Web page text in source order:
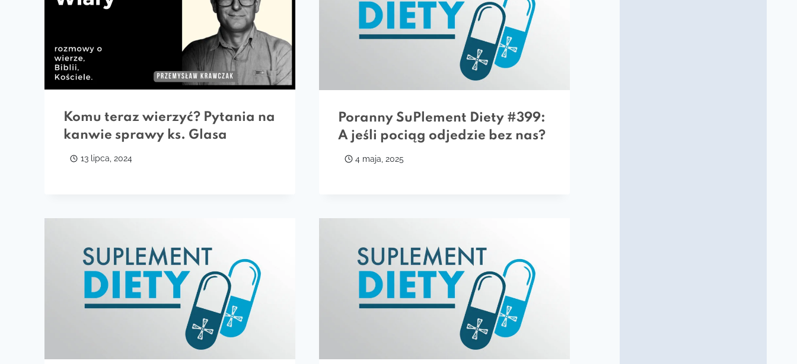
Komu teraz wierzyć? Pytania na
kanwie sprawy ks. Glasa
13 lipca, 2024
Poranny SuPlement Diety #399:
A jeśli pociąg odjedzie bez nas?
4 maja, 2025